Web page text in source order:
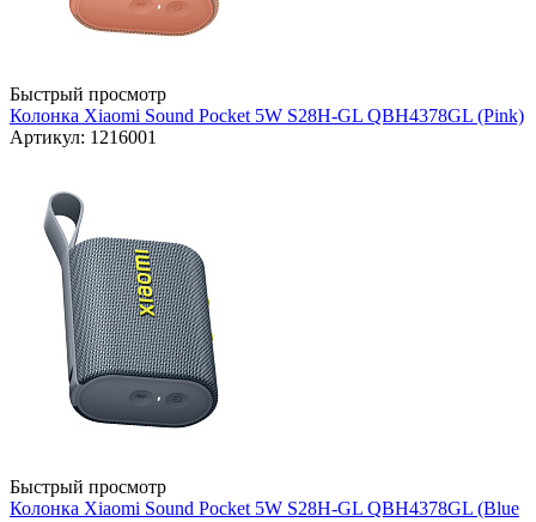
Быстрый просмотр
Колонка Xiaomi Sound Pocket 5W S28H-GL QBH4378GL (Pink)
Артикул: 1216001
Быстрый просмотр
Колонка Xiaomi Sound Pocket 5W S28H-GL QBH4378GL (Blue